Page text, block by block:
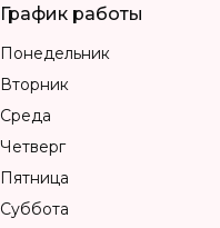
График работы
Понедельник
Вторник
Среда
Четверг
Пятница
Суббота